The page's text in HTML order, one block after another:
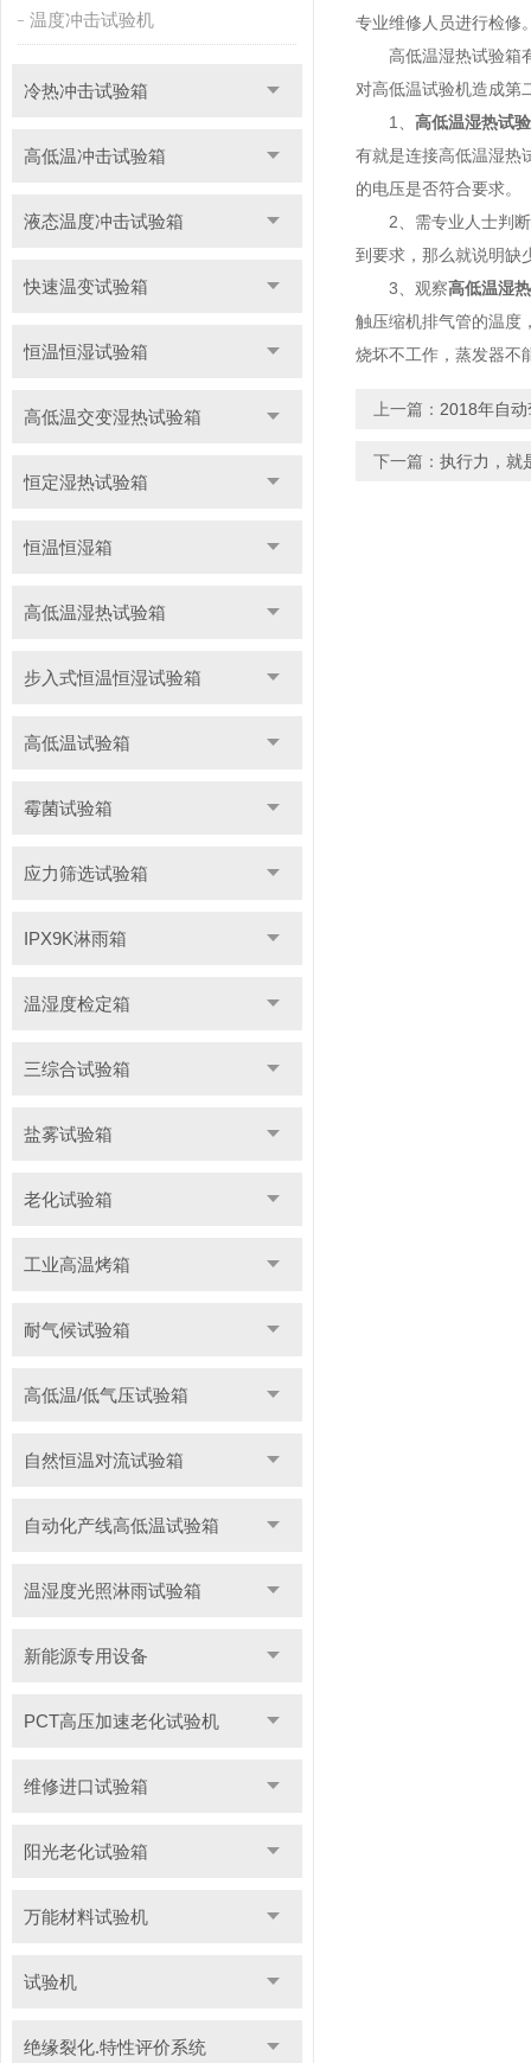
温度冲击试验机
冷热冲击试验箱
高低温冲击试验箱
液态温度冲击试验箱
快速温变试验箱
恒温恒湿试验箱
高低温交变湿热试验箱
恒定湿热试验箱
恒温恒湿箱
高低温湿热试验箱
步入式恒温恒湿试验箱
高低温试验箱
霉菌试验箱
应力筛选试验箱
IPX9K淋雨箱
温湿度检定箱
三综合试验箱
盐雾试验箱
老化试验箱
工业高温烤箱
耐气候试验箱
高低温/低气压试验箱
自然恒温对流试验箱
自动化产线高低温试验箱
温湿度光照淋雨试验箱
新能源专用设备
PCT高压加速老化试验机
维修进口试验箱
阳光老化试验箱
万能材料试验机
试验机
绝缘裂化.特性评价系统
专业维修人员进行检修
高低温湿热试验箱有
对高低温试验机造成第
1、 高低温湿热试
有就是连接高低温湿热
的电压是否符合要求。
2、需专业人士判断
到要求，那么就说明缺
3、观察高低温湿
触压缩机排气管的温度
烧坏不工作，蒸发器不
上一篇： 2018年自
下一篇： 执行力，就